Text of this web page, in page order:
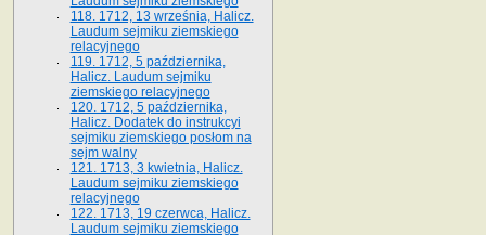
118. 1712, 13 września, Halicz.
Laudum sejmiku ziemskiego
relacyjnego
119. 1712, 5 października,
Halicz. Laudum sejmiku
ziemskiego relacyjnego
120. 1712, 5 października,
Halicz. Dodatek do instrukcyi
sejmiku ziemskiego posłom na
sejm walny
121. 1713, 3 kwietnia, Halicz.
Laudum sejmiku ziemskiego
relacyjnego
122. 1713, 19 czerwca, Halicz.
Laudum sejmiku ziemskiego